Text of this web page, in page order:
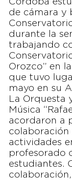
Córdoba
de cámara y
durante la
trabajando
Orozco” en
que tuvo
mayo en su
La Orquesta
Música
acordaron a
colaboración
actividades
profesorado
estudiantes.